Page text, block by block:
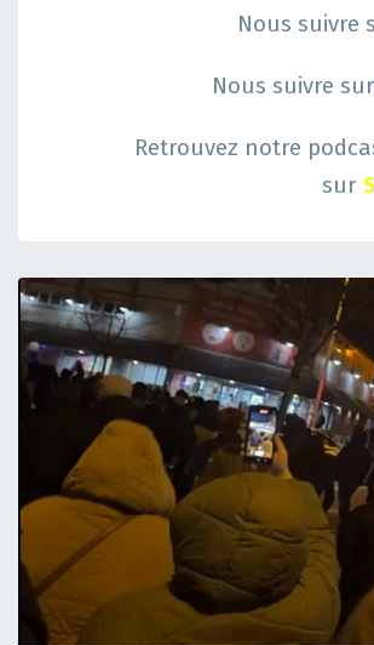
Nous suivre
Nous suivre sur
Retrouvez notre
sur